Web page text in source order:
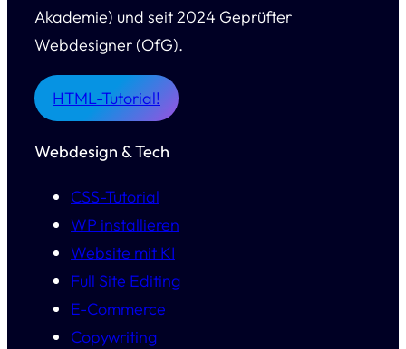
Akademie) und seit 2024 Geprüfter
Webdesigner (OfG).
HTML-Tutorial!
Webdesign & Tech
CSS-Tutorial
WP installieren
Website mit KI
Full Site Editing
E-Commerce
Copywriting